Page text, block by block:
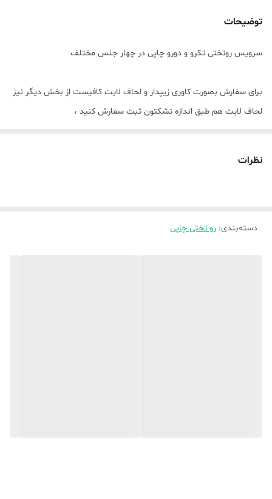
توضیحات
سرویس روتختی تکرو و دورو چاپی در چهار جنس مختلف
برای سفارش بصورت کاوری زیپدار و لحاف لایت کافیست از بخش دیگر نیز
لحاف لایت هم طبق اندازه تشکتون ثبت سفارش کنید ،
💥💥💥برای ثبت سفارش کد محصول مدنظر را حتما داخل توضیحات
نظرات
دسته‌بندی: رو تختی چاپی